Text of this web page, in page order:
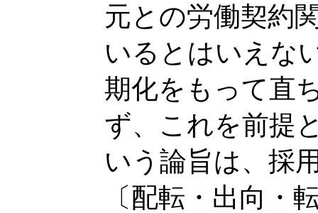
元との労働契約
いるとはいえな
期化をもって直
ず、これを前提
いう論旨は、採
〔配転・出向・